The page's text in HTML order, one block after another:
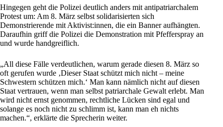
Hingegen geht die Polizei deutlich anders mit antipatriarchalem
Protest um: Am 8. März selbst solidarisierten sich
Demonstrierende mit Aktivist:innen, die ein Banner aufhängten.
Daraufhin griff die Polizei die Demonstration mit Pfefferspray an
und wurde handgreiflich.
„All diese Fälle verdeutlichen, warum gerade diesen 8. März so
oft gerufen wurde ‚Dieser Staat schützt mich nicht – meine
Schwestern schützen mich.‘ Man kann nämlich nicht auf diesen
Staat vertrauen, wenn man selbst patriarchale Gewalt erlebt. Man
wird nicht ernst genommen, rechtliche Lücken sind egal und
solange es noch nicht zu schlimm ist, kann man eh nichts
machen.“, erklärte die Sprecherin weiter.